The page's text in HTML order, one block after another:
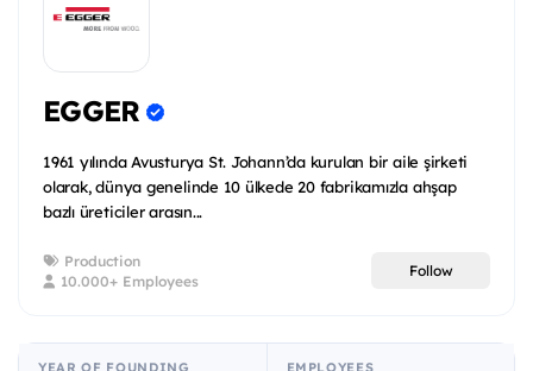
EGGER
1961 yılında Avusturya St. Johann’da kurulan bir aile şirketi
olarak, dünya genelinde 10 ülkede 20 fabrikamızla ahşap
bazlı üreticiler arasın...
Production
10.000+ Employees
Follow
YEAR OF FOUNDING EMPLOYEES